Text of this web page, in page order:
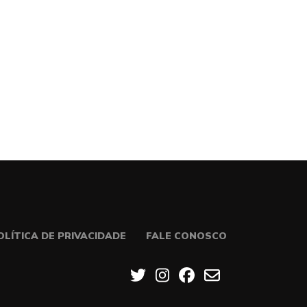
DE PRIVACIDADE FALE CONOSCO